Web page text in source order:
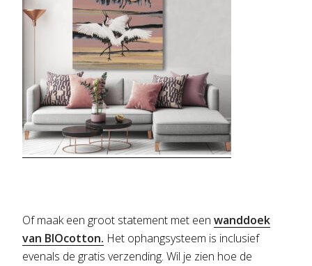
Of maak een groot statement met een wanddoek
van BIOcotton. Het ophangsysteem is inclusief
evenals de gratis verzending. Wil je zien hoe de